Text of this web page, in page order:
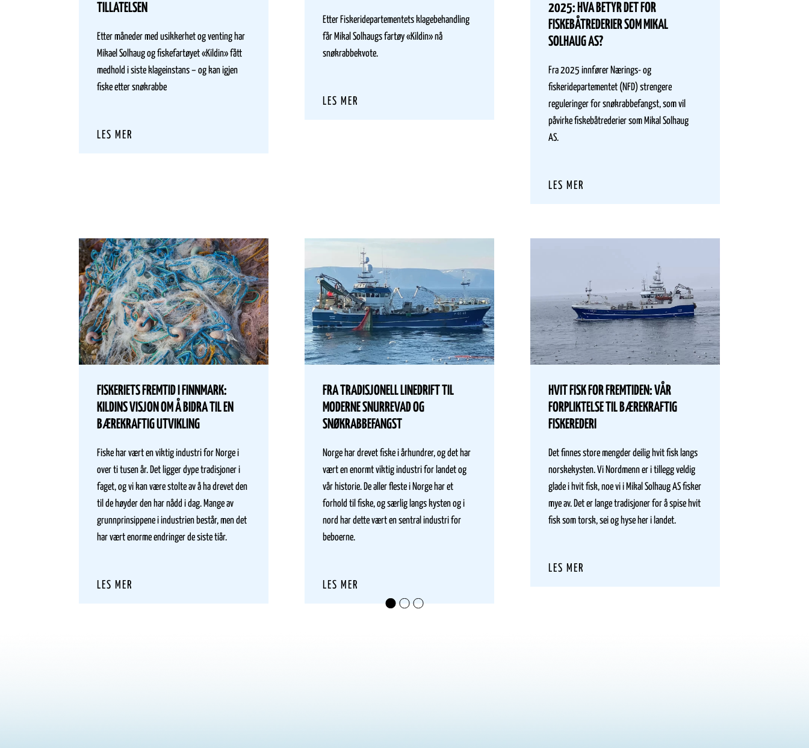
TILLATELSEN
Etter måneder med usikkerhet og venting har
Mikael Solhaug og fiskefartøyet «Kildin» fått
medhold i siste klageinstans – og kan igjen
fiske etter snøkrabbe
LES MER
Etter Fiskeridepartementets klagebehandling
får Mikal Solhaugs fartøy «Kildin» nå
snøkrabbekvote.
LES MER
2025: HVA BETYR DET FOR
FISKEBÅTREDERIER SOM MIKAL
SOLHAUG AS?
Fra 2025 innfører Nærings- og
fiskeridepartementet (NFD) strengere
reguleringer for snøkrabbefangst, som vil
påvirke fiskebåtrederier som Mikal Solhaug
AS.
LES MER
FISKERIETS FREMTID I FINNMARK:
KILDINS VISJON OM Å BIDRA TIL EN
BÆREKRAFTIG UTVIKLING
Fiske har vært en viktig industri for Norge i
over ti tusen år. Det ligger dype tradisjoner i
faget, og vi kan være stolte av å ha drevet den
til de høyder den har nådd i dag. Mange av
grunnprinsippene i industrien består, men det
har vært enorme endringer de siste tiår.
LES MER
FRA TRADISJONELL LINEDRIFT TIL
MODERNE SNURREVAD OG
SNØKRABBEFANGST
Norge har drevet fiske i århundrer, og det har
vært en enormt viktig industri for landet og
vår historie. De aller fleste i Norge har et
forhold til fiske, og særlig langs kysten og i
nord har dette vært en sentral industri for
beboerne.
LES MER
HVIT FISK FOR FREMTIDEN: VÅR
FORPLIKTELSE TIL BÆREKRAFTIG
FISKEREDERI
Det finnes store mengder deilig hvit fisk langs
norskekysten. Vi Nordmenn er i tillegg veldig
glade i hvit fisk, noe vi i Mikal Solhaug AS fisker
mye av. Det er lange tradisjoner for å spise hvit
fisk som torsk, sei og hyse her i landet.
LES MER